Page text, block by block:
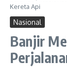
Kereta Api
Nasional
Banjir